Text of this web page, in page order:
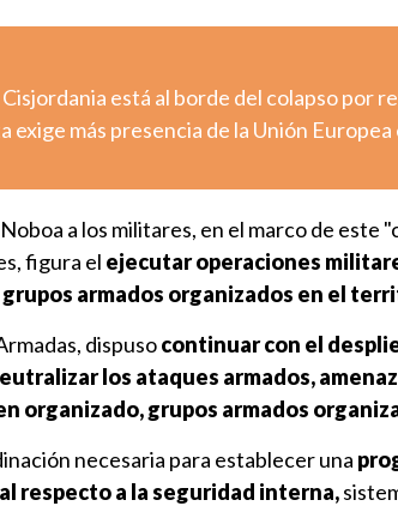
está al borde del colapso por
exige más presencia de la Unión
a los militares, en el marco de
figura el ejecutar operaciones
armados organizados en el
dispusocontinuar con el
los ataques armados,
organizado, grupos armados
necesaria para establecer una
respecto a la seguridad interna,